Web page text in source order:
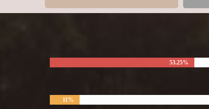
53.25%
11%